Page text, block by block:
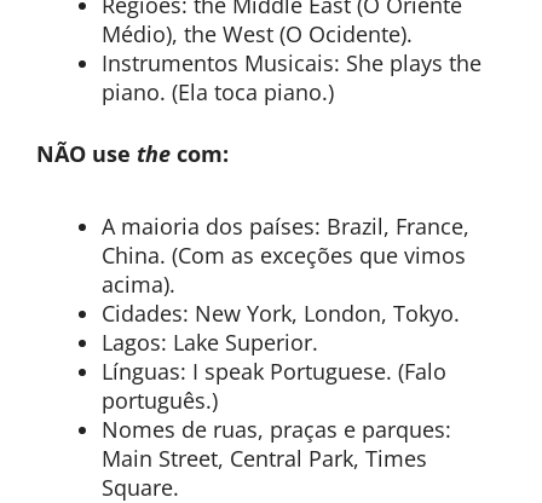
Médio), the West (O Ocidente).
Instrumentos Musicais: She plays the
piano. (Ela toca piano.)
NÃO use the com:
A maioria dos países: Brazil, France,
China. (Com as exceções que vimos
acima).
Cidades: New York, London, Tokyo.
Lagos: Lake Superior.
Línguas: I speak Portuguese. (Falo
português.)
Nomes de ruas, praças e parques:
Main Street, Central Park, Times
Square.